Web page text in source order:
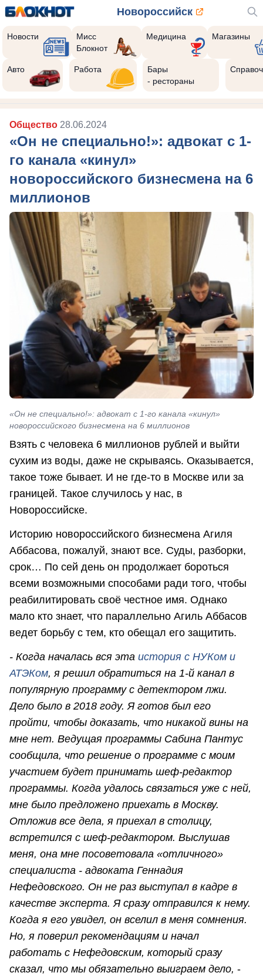
Новороссийск
Новости
Мисс
Блокнот
Медицина Магазины
Авто Работа
Бары
- рестораны
Общество 28.06.2024
«Он не специально!»: адвокат с 1-
го канала «кинул»
новороссийского бизнесмена на 6
миллионов
«Он не специально!»: адвокат с 1-го канала «кинул»
новороссийского бизнесмена на 6 миллионов
Взять с человека 6 миллионов рублей и выйти
сухим из воды, даже не скрываясь. Оказывается,
такое тоже бывает. И не где-то в Москве или за
границей. Такое случилось у нас, в
Новороссийске.
Историю новороссийского бизнесмена Агиля
Аббасова, пожалуй, знают все. Суды, разборки,
срок… По сей день он продолжает бороться
всеми возможными способами ради того, чтобы
реабилитировать своё честное имя. Однако
мало кто знает, что параллельно Агиль Аббасов
ведет борьбу с тем, кто обещал его защитить.
- Когда началась вся эта история с НУКом и
АТЭКом, я решил обратиться на 1-й канал в
популярную программу с детектором лжи.
Дело было в 2018 году. Я готов был его
пройти, чтобы доказать, что никакой вины на
мне нет. Ведущая программы Сабина Пантус
сообщила, что решение о программе с моим
участием будет принимать шеф-редактор
программы. Когда удалось связаться уже с ней,
мне было предложено приехать в Москву.
Отложив все дела, я приехал в столицу,
встретился с шеф-редактором. Выслушав
меня, она мне посоветовала «отличного»
специалиста - адвоката Геннадия
Нефедовского. Он не раз выступал в кадре в
качестве эксперта. Я сразу отправился к нему.
Когда я его увидел, он вселил в меня сомнения.
Но, я поверил рекомендациям и начал
работать с Нефедовским, который сразу
сказал, что мы обязательно выиграем дело, -